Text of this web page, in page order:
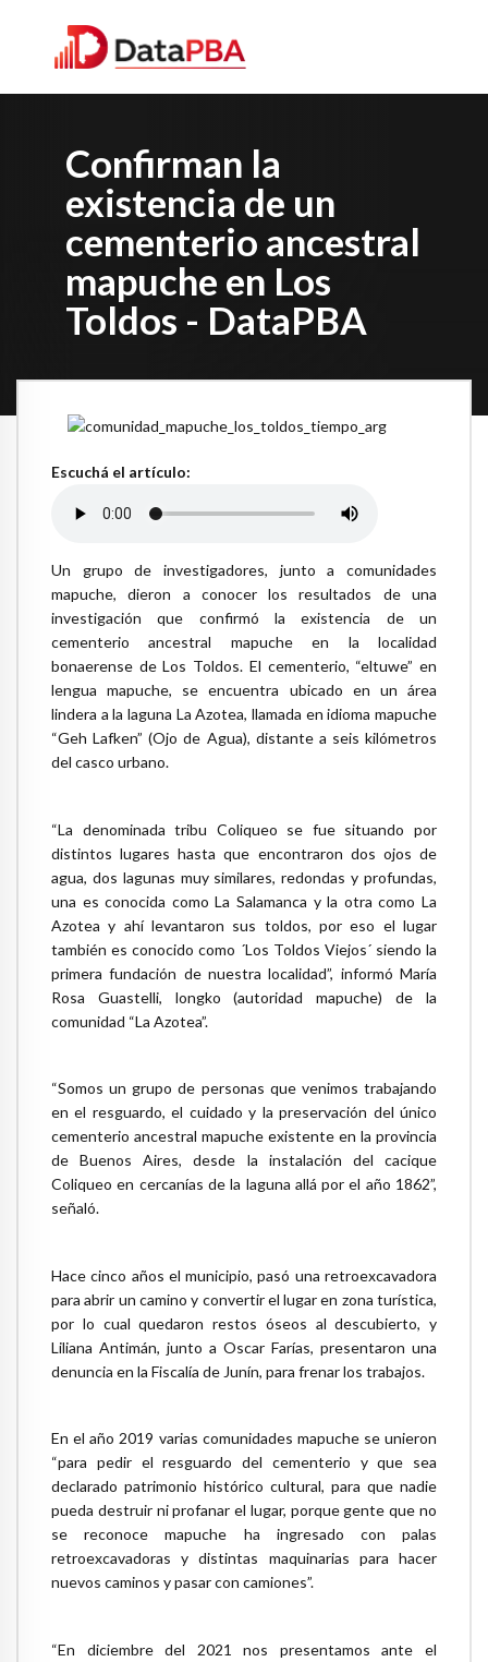
Confirman la
existencia de un
cementerio ancestral
mapuche en Los
Toldos - DataPBA
Escuchá el artículo:
Un grupo de investigadores, junto a comunidades
mapuche, dieron a conocer los resultados de una
investigación que confirmó la existencia de un
cementerio ancestral mapuche en la localidad
bonaerense de Los Toldos. El cementerio, “eltuwe” en
lengua mapuche, se encuentra ubicado en un área
lindera a la laguna La Azotea, llamada en idioma mapuche
“Geh Lafken” (Ojo de Agua), distante a seis kilómetros
del casco urbano.
“La denominada tribu Coliqueo se fue situando por
distintos lugares hasta que encontraron dos ojos de
agua, dos lagunas muy similares, redondas y profundas,
una es conocida como La Salamanca y la otra como La
Azotea y ahí levantaron sus toldos, por eso el lugar
también es conocido como ´Los Toldos Viejos´ siendo la
primera fundación de nuestra localidad”, informó María
Rosa Guastelli, longko (autoridad mapuche) de la
comunidad “La Azotea”.
“Somos un grupo de personas que venimos trabajando
en el resguardo, el cuidado y la preservación del único
cementerio ancestral mapuche existente en la provincia
de Buenos Aires, desde la instalación del cacique
Coliqueo en cercanías de la laguna allá por el año 1862”,
señaló.
Hace cinco años el municipio, pasó una retroexcavadora
para abrir un camino y convertir el lugar en zona turística,
por lo cual quedaron restos óseos al descubierto, y
Liliana Antimán, junto a Oscar Farías, presentaron una
denuncia en la Fiscalía de Junín, para frenar los trabajos.
En el año 2019 varias comunidades mapuche se unieron
“para pedir el resguardo del cementerio y que sea
declarado patrimonio histórico cultural, para que nadie
pueda destruir ni profanar el lugar, porque gente que no
se reconoce mapuche ha ingresado con palas
retroexcavadoras y distintas maquinarias para hacer
nuevos caminos y pasar con camiones”.
“En diciembre del 2021 nos presentamos ante el